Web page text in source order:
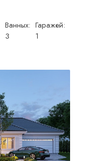
Ванных:
3
Гаражей:
1